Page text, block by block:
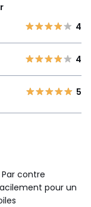
4
4
5
contre
pour un